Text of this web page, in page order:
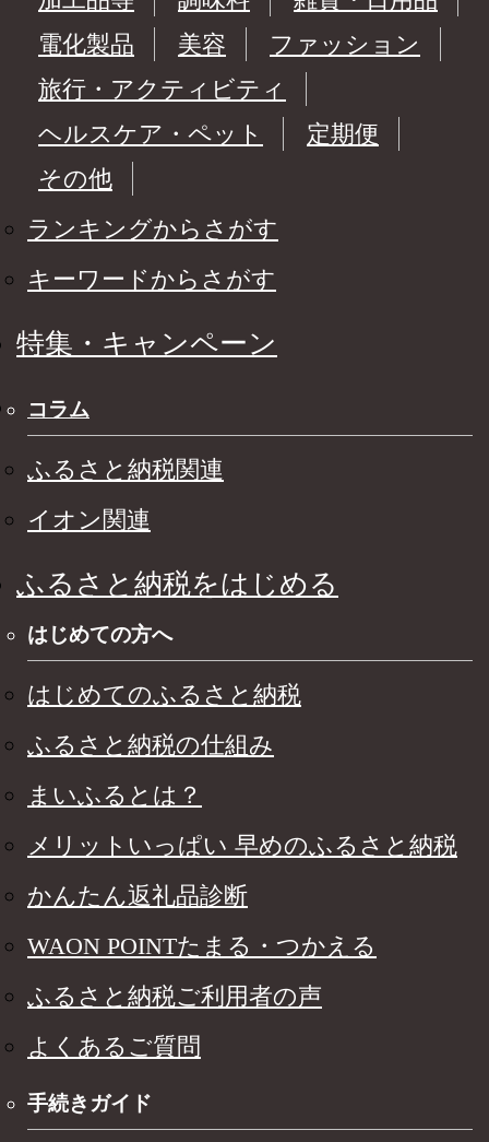
電化製品
美容
ファッション
旅行・アクティビティ
ヘルスケア・ペット
定期便
その他
ランキングからさがす
キーワードからさがす
特集・キャンペーン
コラム
ふるさと納税関連
イオン関連
ふるさと納税をはじめる
はじめての方へ
はじめてのふるさと納税
ふるさと納税の仕組み
まいふるとは？
メリットいっぱい 早めのふるさと納税
かんたん返礼品診断
WAON POINTたまる・つかえる
ふるさと納税ご利用者の声
よくあるご質問
手続きガイド